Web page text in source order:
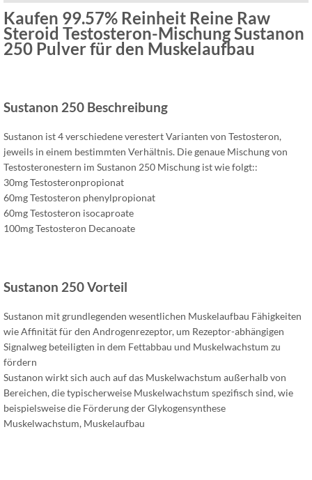
Kaufen 99.57% Reinheit Reine Raw
Steroid Testosteron-Mischung Sustanon
250 Pulver für den Muskelaufbau
Sustanon 250 Beschreibung
Sustanon ist 4 verschiedene verestert Varianten von Testosteron,
jeweils in einem bestimmten Verhältnis. Die genaue Mischung von
Testosteronestern im Sustanon 250 Mischung ist wie folgt::
30mg Testosteronpropionat
60mg Testosteron phenylpropionat
60mg Testosteron isocaproate
100mg Testosteron Decanoate
Sustanon 250 Vorteil
Sustanon mit grundlegenden wesentlichen Muskelaufbau Fähigkeiten
wie Affinität für den Androgenrezeptor, um Rezeptor-abhängigen
Signalweg beteiligten in dem Fettabbau und Muskelwachstum zu
fördern
Sustanon wirkt sich auch auf das Muskelwachstum außerhalb von
Bereichen, die typischerweise Muskelwachstum spezifisch sind, wie
beispielsweise die Förderung der Glykogensynthese
Muskelwachstum, Muskelaufbau